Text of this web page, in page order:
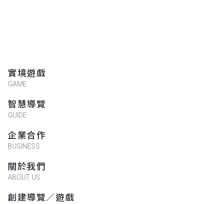
實境遊戲
GAME
智慧導覽
GUIDE
企業合作
BUSINESS
關於我們
ABOUT US
創建導覽／遊戲